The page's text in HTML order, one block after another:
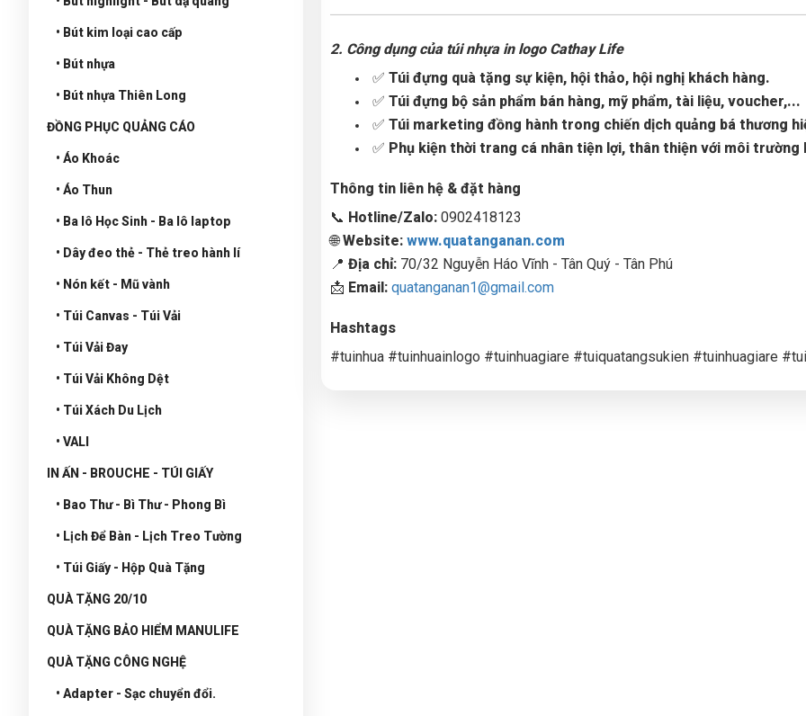
• Bút kim loại cao cấp
• Bút nhựa
• Bút nhựa Thiên Long
ĐỒNG PHỤC QUẢNG CÁO
• Áo Khoác
• Áo Thun
• Ba lô Học Sinh - Ba lô laptop
• Dây đeo thẻ - Thẻ treo hành lí
• Nón kết - Mũ vành
• Túi Canvas - Túi Vải
• Túi Vải Đay
• Túi Vải Không Dệt
• Túi Xách Du Lịch
• VALI
IN ẤN - BROUCHE - TÚI GIẤY
• Bao Thư - Bì Thư - Phong Bì
• Lịch Để Bàn - Lịch Treo Tường
• Túi Giấy - Hộp Quà Tặng
QUÀ TẶNG 20/10
QUÀ TẶNG BẢO HIỂM MANULIFE
QUÀ TẶNG CÔNG NGHỆ
• Adapter - Sạc chuyển đổi.
2. Công dụng của túi nhựa in logo Cathay Life
✅ Túi đựng quà tặng sự kiện, hội thảo, hội nghị khách hàng.
✅ Túi đựng bộ sản phẩm bán hàng, mỹ phẩm, tài liệu, voucher,...
✅ Túi marketing đồng hành trong chiến dịch quảng bá thương
✅ Phụ kiện thời trang cá nhân tiện lợi, thân thiện với môi trường
Thông tin liên hệ & đặt hàng
📞 Hotline/Zalo: 0902418123
🌐Website: www.quatanganan.com
📍 Địa chỉ: 70/32 Nguyễn Háo Vĩnh - Tân Quý - Tân Phú
📩 Email: quatanganan1@gmail.com
Hashtags
#tuinhua #tuinhuainlogo #tuinhuagiare #tuiquatangsukien #tuinhuagiare